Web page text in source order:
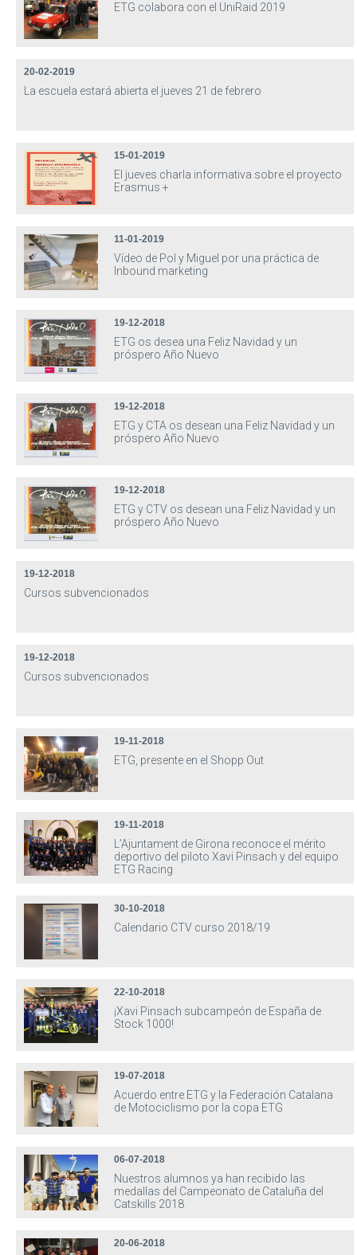
ETG colabora con el UniRaid 2019
20-02-2019
La escuela estará abierta el jueves 21 de febrero
15-01-2019
El jueves charla informativa sobre el proyecto
Erasmus +
11-01-2019
Vídeo de Pol y Miguel por una práctica de
Inbound marketing
19-12-2018
ETG os desea una Feliz Navidad y un
próspero Año Nuevo
19-12-2018
ETG y CTA os desean una Feliz Navidad y un
próspero Año Nuevo
19-12-2018
ETG y CTV os desean una Feliz Navidad y un
próspero Año Nuevo
19-12-2018
Cursos subvencionados
19-12-2018
Cursos subvencionados
19-11-2018
ETG, presente en el Shopp Out
19-11-2018
L’Ajuntament de Girona reconoce el mérito
deportivo del piloto Xavi Pinsach y del equipo
ETG Racing
30-10-2018
Calendario CTV curso 2018/19
22-10-2018
¡Xavi Pinsach subcampeón de España de
Stock 1000!
19-07-2018
Acuerdo entre ETG y la Federación Catalana
de Motociclismo por la copa ETG
06-07-2018
Nuestros alumnos ya han recibido las
medallas del Campeonato de Cataluña del
Catskills 2018
20-06-2018